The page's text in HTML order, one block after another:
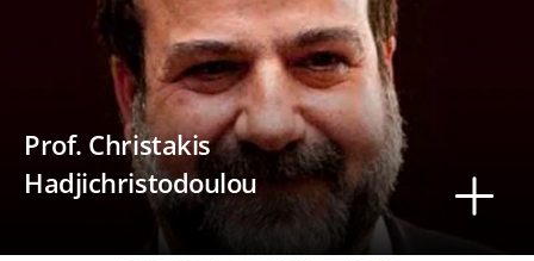
​Prof. Christakis
Hadjichristodoulou